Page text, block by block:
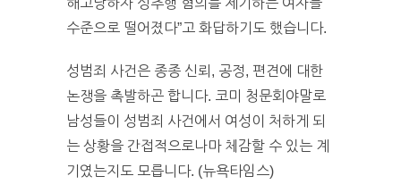
수준으로 떨어졌다”고 화답하기도 했습니다.
성범죄 사건은 종종 신뢰, 공정, 편견에 대한
논쟁을 촉발하곤 합니다. 코미 청문회야말로
남성들이 성범죄 사건에서 여성이 처하게 되
는 상황을 간접적으로나마 체감할 수 있는 계
기였는지도 모릅니다. (뉴욕타임스)